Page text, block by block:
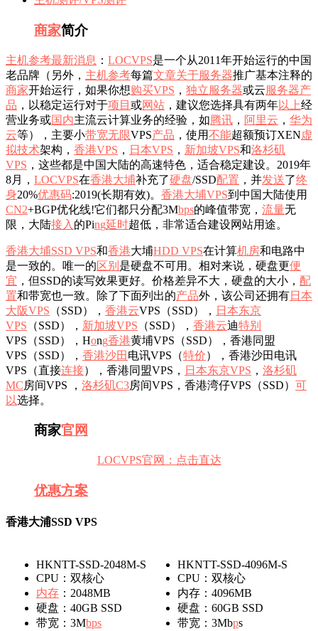
商家简介
主机参考最新消息 ： LOCVPS是一个从2011年开始运行的中国
老品牌（另外， 主机参考每篇文章关于服务器推广基本注释的
商家开始运行，如果你想购买VPS ， 独立服务器或云服务器产
品 ，以稳定运行对于项目 或网站 ，建议您选择具有两年以上经
营业务或国内主流云计算业务的经验，如腾讯 ， 阿里云 ， 华为
云等），主要小带宽无限VPS产品 ，使用不能超额预订XEN虚
拟技术架构， 香港VPS ， 日本VPS ， 新加坡VPS和洛杉矶
VPS ，这些都是中国大陆的高速特色，适合稳定建设。2019年
8月， LOCVPS在香港大埔补充了硬盘/SSD配置 ，并发送了终
身20%优惠码:2019(长期有效)。 香港大埔VPS到中国大陆使用
CN2+BGP优化线!它们都只分配3Mbps的峰值带宽， 流量无
限，大陆接入 的Ping延时超低，非常适合建设网站用途。
香港大埔SSD VPS和香港大埔HDD VPS在计算机房和电路中
是一致的。唯一的区别 是硬盘不可用。相对来说，硬盘更便
宜 ，但SSD的读写效果更好。价格差异不大，硬盘的大小， 配
置和带宽也一致。除了下面列出的产品外，该公司还拥有日本
大阪VPS （SSD）， 香港云VPS（SSD）， 日本东京
VPS （SSD）， 新加坡VPS （SSD）， 香港云迪特别
VPS（SSD），Hong香港黄埔VPS（SSD），香港同盟
VPS（SSD）， 香港沙田 电讯VPS（特价），香港沙田电讯
VPS（直接连接），香港同盟VPS， 日本东京VPS ， 洛杉矶
MC房间VPS ， 洛杉矶C3房间VPS，香港湾仔VPS（SSD） 可
以选择。
商家官网
LOCVPS官网：点击直达
优惠方案
香港大浦SSD VPS
HKNTT-SSD-2048M-S
CPU：双核心
内存 ：2048MB
硬盘：40GB SSD
带宽：3Mbps
HKNTT-SSD-4096M-S
CPU：双核心
内存：4096MB
硬盘：60GB SSD
带宽：3Mbps